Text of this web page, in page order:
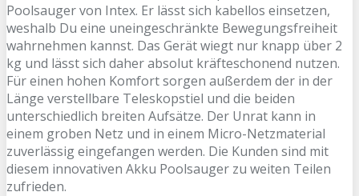
Poolsauger von Intex. Er lässt sich kabellos einsetzen,
weshalb Du eine uneingeschränkte Bewegungsfreiheit
wahrnehmen kannst. Das Gerät wiegt nur knapp über 2
kg und lässt sich daher absolut kräfteschonend nutzen.
Für einen hohen Komfort sorgen außerdem der in der
Länge verstellbare Teleskopstiel und die beiden
unterschiedlich breiten Aufsätze. Der Unrat kann in
einem groben Netz und in einem Micro-Netzmaterial
zuverlässig eingefangen werden. Die Kunden sind mit
diesem innovativen Akku Poolsauger zu weiten Teilen
zufrieden.